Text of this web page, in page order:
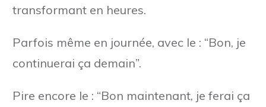
transformant en heures.
Parfois même en journée, avec le : “Bon, je
continuerai ça demain”.
Pire encore le : “Bon maintenant, je ferai ça